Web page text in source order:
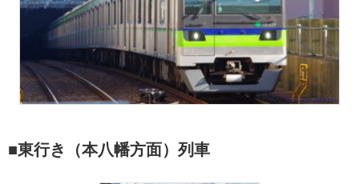
■東行き（本八幡方面）列車